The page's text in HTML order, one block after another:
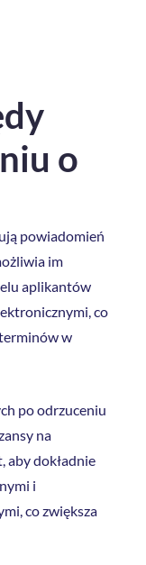
o
powiadomień
im
aplikantów
co
w
po odrzuceniu
na
aby dokładnie
i
co zwiększa